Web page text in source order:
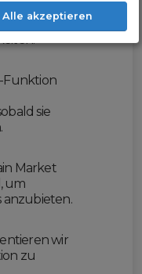
bieten dir
Funktion
sie
Market
um
anzubieten.
wir
zu
Alle akzeptieren